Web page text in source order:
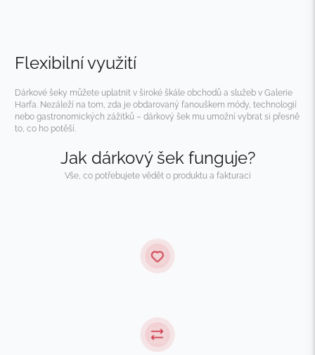
Flexibilní využití
Dárkové šeky můžete uplatnit v široké škále obchodů a služeb v Galerie
Harfa. Nezáleží na tom, zda je obdarovaný fanouškem módy, technologií
nebo gastronomických zážitků – dárkový šek mu umožní vybrat si přesně
to, co ho potěší.
Jak dárkový šek funguje?
Vše, co potřebujete vědět o produktu a fakturaci